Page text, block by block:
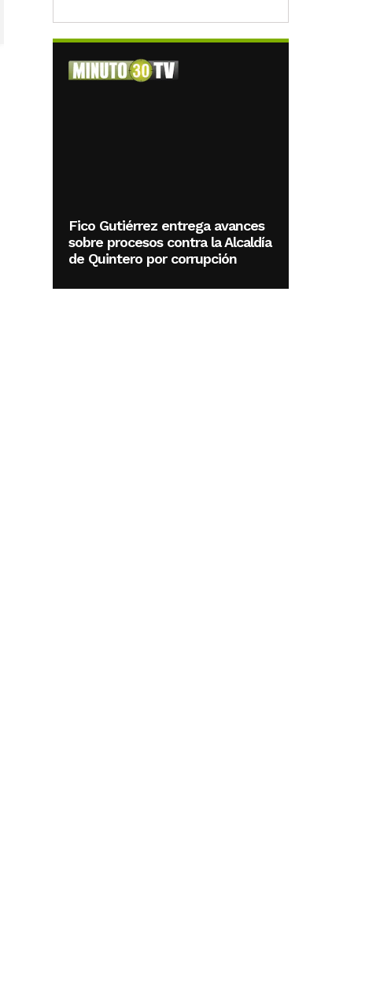
Fico Gutiérrez entrega avances
sobre procesos contra la Alcaldía
de Quintero por corrupción